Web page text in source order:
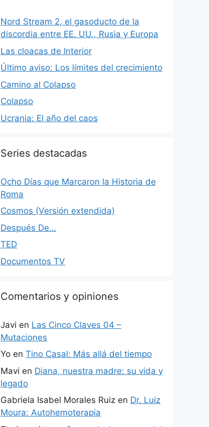
Nord Stream 2, el gasoducto de la
discordia entre EE. UU., Rusia y Europa
Las cloacas de Interior
Último aviso: Los límites del crecimiento
Camino al Colapso
Colapso
Ucrania: El año del caos
Series destacadas
Ocho Días que Marcaron la Historia de
Roma
Cosmos (Versión extendida)
Después De…
TED
Documentos TV
Comentarios y opiniones
Javi en Las Cinco Claves 04 –
Mutaciones
Yo en Tino Casal: Más allá del tiempo
Mavi en Diana, nuestra madre: su vida y
legado
Gabriela Isabel Morales Ruiz en Dr. Luiz
Moura: Autohemoterapia